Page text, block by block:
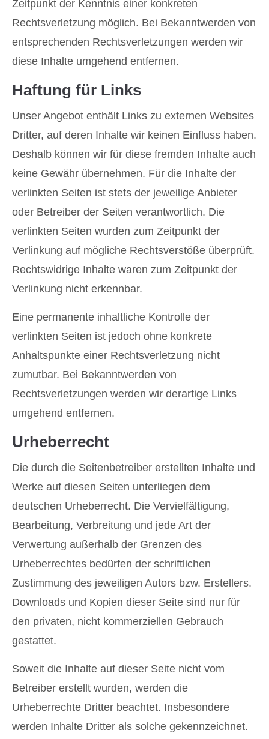
Zeitpunkt der Kenntnis einer konkreten
Rechtsverletzung möglich. Bei Bekanntwerden von
entsprechenden Rechtsverletzungen werden wir
diese Inhalte umgehend entfernen.
Haftung für Links
Unser Angebot enthält Links zu externen Websites
Dritter, auf deren Inhalte wir keinen Einfluss haben.
Deshalb können wir für diese fremden Inhalte auch
keine Gewähr übernehmen. Für die Inhalte der
verlinkten Seiten ist stets der jeweilige Anbieter
oder Betreiber der Seiten verantwortlich. Die
verlinkten Seiten wurden zum Zeitpunkt der
Verlinkung auf mögliche Rechtsverstöße überprüft.
Rechtswidrige Inhalte waren zum Zeitpunkt der
Verlinkung nicht erkennbar.
Eine permanente inhaltliche Kontrolle der
verlinkten Seiten ist jedoch ohne konkrete
Anhaltspunkte einer Rechtsverletzung nicht
zumutbar. Bei Bekanntwerden von
Rechtsverletzungen werden wir derartige Links
umgehend entfernen.
Urheberrecht
Die durch die Seitenbetreiber erstellten Inhalte und
Werke auf diesen Seiten unterliegen dem
deutschen Urheberrecht. Die Vervielfältigung,
Bearbeitung, Verbreitung und jede Art der
Verwertung außerhalb der Grenzen des
Urheberrechtes bedürfen der schriftlichen
Zustimmung des jeweiligen Autors bzw. Erstellers.
Downloads und Kopien dieser Seite sind nur für
den privaten, nicht kommerziellen Gebrauch
gestattet.
Soweit die Inhalte auf dieser Seite nicht vom
Betreiber erstellt wurden, werden die
Urheberrechte Dritter beachtet. Insbesondere
werden Inhalte Dritter als solche gekennzeichnet.